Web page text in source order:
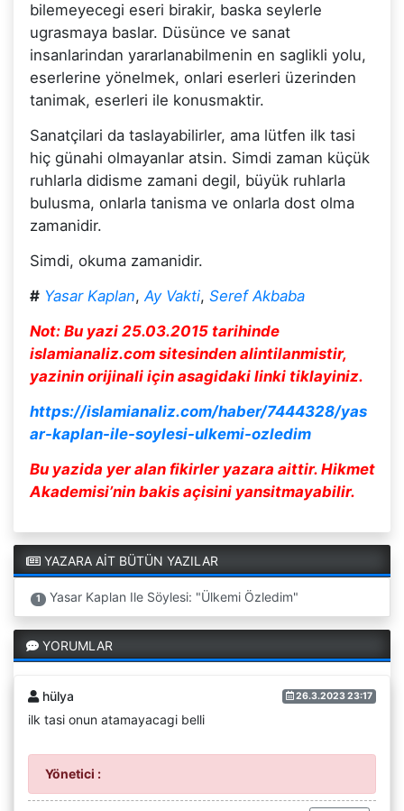
bilemeyecegi eseri birakir, baska seylerle
ugrasmaya baslar. Düsünce ve sanat
insanlarindan yararlanabilmenin en saglikli yolu,
eserlerine yönelmek, onlari eserleri üzerinden
tanimak, eserleri ile konusmaktir.
Sanatçilari da taslayabilirler, ama lütfen ilk tasi
hiç günahi olmayanlar atsin. Simdi zaman küçük
ruhlarla didisme zamani degil, büyük ruhlarla
bulusma, onlarla tanisma ve onlarla dost olma
zamanidir.
Simdi, okuma zamanidir.
# Yasar Kaplan,Ay Vakti, Seref Akbaba
Not: Bu yazi 25.03.2015 tarihinde
islamianaliz.com sitesinden alintilanmistir,
yazinin orijinali için asagidaki linki tiklayiniz.
https://islamianaliz.com/haber/7444328/yas
ar-kaplan-ile-soylesi-ulkemi-ozledim
Bu yazida yer alan fikirler yazara aittir. Hikmet
Akademisi’nin bakis açisini yansitmayabilir.
YAZARA AİT BÜTÜN YAZILAR
1 Yasar Kaplan Ile Söylesi: "Ülkemi Özledim"
YORUMLAR
hülya 26.3.2023 23:17
ilk tasi onun atamayacagi belli
Yönetici :